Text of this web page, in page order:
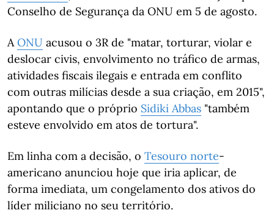
Conselho de Segurança da ONU em 5 de agosto.
AONU acusou o 3R de "matar, torturar, violar e
deslocar civis, envolvimento no tráfico de armas,
atividades fiscais ilegais e entrada em conflito
com outras milícias desde a sua criação, em 2015",
apontando que o próprio Sidiki Abbas "também
esteve envolvido em atos de tortura".
Em linha com a decisão, o Tesouro norte-
americano anunciou hoje que iria aplicar, de
forma imediata, um congelamento dos ativos do
líder miliciano no seu território.